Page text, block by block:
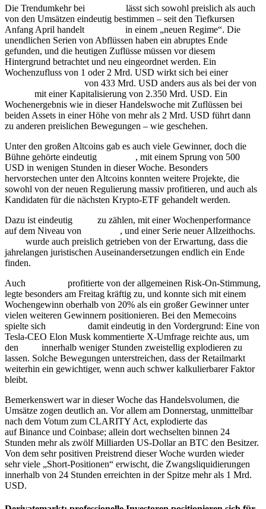
Die Trendumkehr bei
lässt sich sowohl preislich als auch
von den Umsätzen eindeutig bestimmen – seit den Tiefkursen
Anfang April handelt
in einem „neuen Regime“. Die
unendlichen Serien von Abflüssen haben ein abruptes Ende
gefunden, und die heutigen Zuflüsse müssen vor diesem
Hintergrund betrachtet und neu eingeordnet werden. Ein
Wochenzufluss von 1 oder 2 Mrd. USD wirkt sich bei einer
von 433 Mrd. USD anders aus als bei der von
mit einer Kapitalisierung von 2.350 Mrd. USD. Ein
Wochenergebnis wie in dieser Handelswoche mit Zuflüssen bei
beiden Assets in einer Höhe von mehr als 2 Mrd. USD führt dann
zu anderen preislichen Bewegungen – wie geschehen.
Unter den großen Altcoins gab es auch viele Gewinner, doch die
Bühne gehörte eindeutig
, mit einem Sprung von 500
USD in wenigen Stunden in dieser Woche. Besonders
hervorstechen unter den Altcoins konnten weitere Projekte, die
sowohl von der neuen Regulierung massiv profitieren, und auch als
Kandidaten für die nächsten Krypto-ETF gehandelt werden.
Dazu ist eindeutig
zu zählen, mit einer Wochenperformance
auf dem Niveau von
, und einer Serie neuer Allzeithochs.
wurde auch preislich getrieben von der Erwartung, dass die
jahrelangen juristischen Auseinandersetzungen endlich ein Ende
finden.
Auch
profitierte von der allgemeinen Risk‑On‑Stimmung,
legte besonders am Freitag kräftig zu, und konnte sich mit einem
Wochengewinn oberhalb von 20% als ein großer Gewinner unter
vielen weiteren Gewinnern positionieren. Bei den Memecoins
spielte sich
damit eindeutig in den Vordergrund: Eine von
Tesla‑CEO Elon Musk kommentierte X‑Umfrage reichte aus, um
den
innerhalb weniger Stunden zweistellig explodieren zu
lassen. Solche Bewegungen unterstreichen, dass der Retailmarkt
weiterhin ein gewichtiger, wenn auch schwer kalkulierbarer Faktor
bleibt.
Bemerkenswert war in dieser Woche das Handelsvolumen, die
Umsätze zogen deutlich an. Vor allem am Donnerstag, unmittelbar
nach dem Votum zum CLARITY Act, explodierte das
auf Binance und Coinbase; allein dort wechselten binnen 24
Stunden mehr als zwölf Milliarden US‑Dollar an BTC den Besitzer.
Von dem sehr positiven Preistrend dieser Woche wurden wieder
sehr viele „Short-Positionen“ erwischt, die Zwangsliquidierungen
innerhalb von 24 Stunden erreichten in der Spitze mehr als 1 Mrd.
USD.